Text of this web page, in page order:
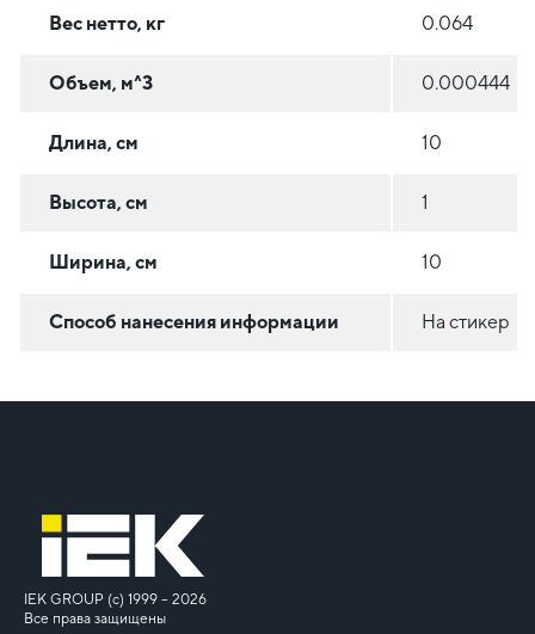
Вес нетто, кг 0.064
Объем, м^3 0.000444
Длина, см 10
Высота, см 1
Ширина, см 10
Способ нанесения информации На стикер
IEK GROUP (c) 1999 – 2026
Все права защищены